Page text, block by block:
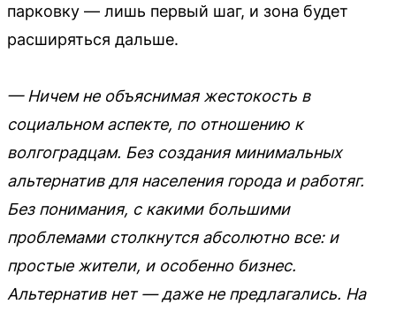
парковку — лишь первый шаг, и зона будет
расширяться дальше.
— Ничем не объяснимая жестокость в
социальном аспекте, по отношению к
волгоградцам. Без создания минимальных
альтернатив для населения города и работяг.
Без понимания, с какими большими
проблемами столкнутся абсолютно все: и
простые жители, и особенно бизнес.
Альтернатив нет — даже не предлагались. На